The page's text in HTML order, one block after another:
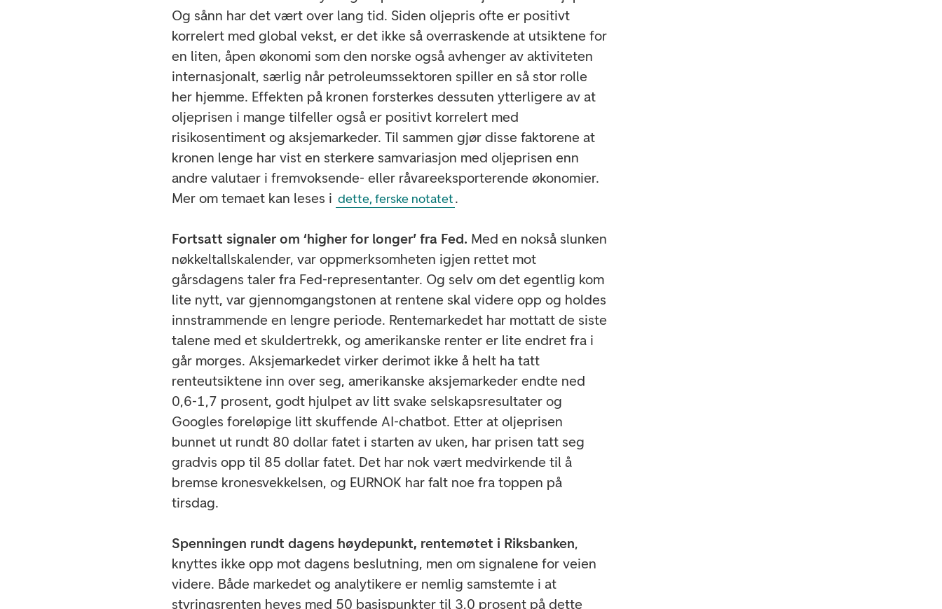
Og sånn har det vært over lang tid. Siden oljepris ofte er positivt
korrelert med global vekst, er det ikke så overraskende at utsiktene for
en liten, åpen økonomi som den norske også avhenger av aktiviteten
internasjonalt, særlig når petroleumssektoren spiller en så stor rolle
her hjemme. Effekten på kronen forsterkes dessuten ytterligere av at
oljeprisen i mange tilfeller også er positivt korrelert med
risikosentiment og aksjemarkeder. Til sammen gjør disse faktorene at
kronen lenge har vist en sterkere samvariasjon med oljeprisen enn
andre valutaer i fremvoksende- eller råvareeksporterende økonomier.
Mer om temaet kan leses i dette, ferske notatet.
Fortsatt signaler om ‘higher for longer’ fra Fed. Med en nokså slunken
nøkkeltallskalender, var oppmerksomheten igjen rettet mot
gårsdagens taler fra Fed-representanter. Og selv om det egentlig kom
lite nytt, var gjennomgangstonen at rentene skal videre opp og holdes
innstrammende en lengre periode. Rentemarkedet har mottatt de siste
talene med et skuldertrekk, og amerikanske renter er lite endret fra i
går morges. Aksjemarkedet virker derimot ikke å helt ha tatt
renteutsiktene inn over seg, amerikanske aksjemarkeder endte ned
0,6-1,7 prosent, godt hjulpet av litt svake selskapsresultater og
Googles foreløpige litt skuffende AI-chatbot. Etter at oljeprisen
bunnet ut rundt 80 dollar fatet i starten av uken, har prisen tatt seg
gradvis opp til 85 dollar fatet. Det har nok vært medvirkende til å
bremse kronesvekkelsen, og EURNOK har falt noe fra toppen på
tirsdag.
Spenningen rundt dagens høydepunkt, rentemøtet i Riksbanken,
knyttes ikke opp mot dagens beslutning, men om signalene for veien
videre. Både markedet og analytikere er nemlig samstemte i at
styringsrenten heves med 50 basispunkter til 3,0 prosent på dette